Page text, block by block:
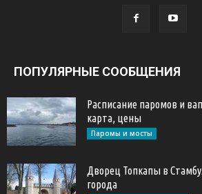
ПОПУЛЯРНЫЕ СООБЩЕНИЯ
Расписание паромов и
карта, цены
Паромы и мосты
Дворец Топкапы в
города